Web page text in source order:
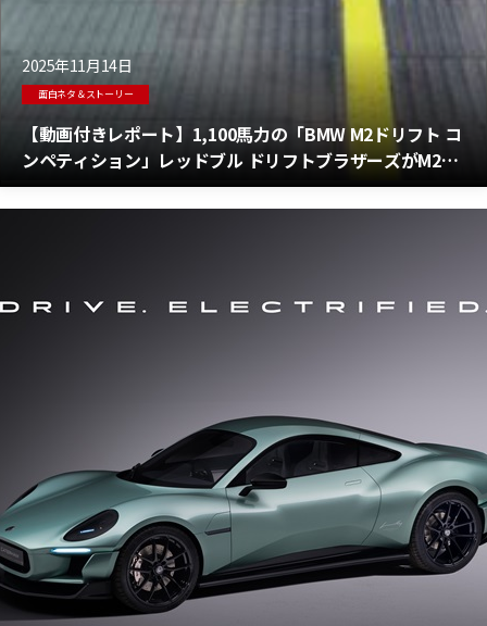
2025年11月14日
面白ネタ＆ストーリー
【動画付きレポート】1,100馬力の「BMW M2ドリフト コ
ンペティション」レッドブル ドリフトブラザーズがM2の
極限の走りを実現するドリフトマシンを開発